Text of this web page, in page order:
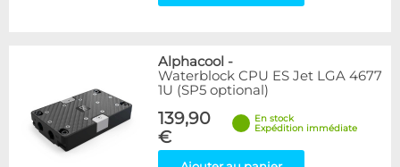
Alphacool -
Waterblock CPU ES Jet LGA 4677
1U (SP5 optional)
139,90
€
En stock
Expédition immédiate